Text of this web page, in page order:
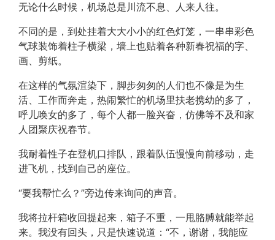
无论什么时候，机场总是川流不息、人来人往。
不同的是，到处挂着大大小小的红色灯笼，一串串彩色
气球装饰着柱子横梁，墙上也贴着各种新春祝福的字、
画、剪纸。
在这样的气氛渲染下，脚步匆匆的人们也不像是为生
活、工作而奔走，热闹繁忙的机场里扶老携幼的多了，
呼儿唤女的多了，每个人都一脸兴奋，仿佛等不及和家
人团聚庆祝春节。
我耐着性子在登机口排队，跟着队伍慢慢向前移动，走
进飞机，找到自己的座位。
“要我帮忙么？”旁边传来询问的声音。
我将拉杆箱收回提起来，箱子不重，一甩胳膊就能举起
来。我没有回头，只是快速说道：“不，谢谢，我能应